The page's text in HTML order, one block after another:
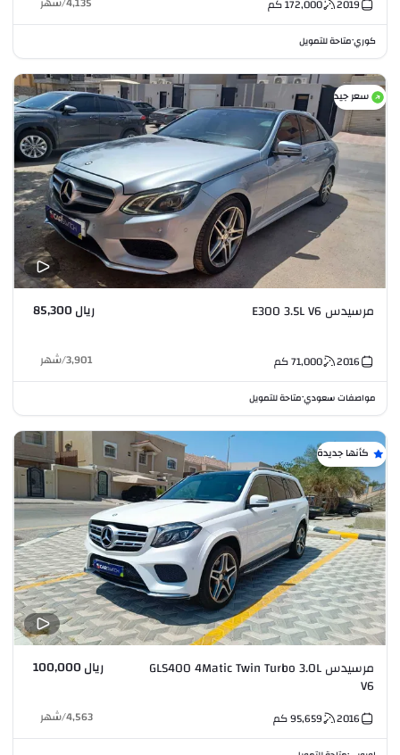
2019
172,000كم
كوري•متاحة للتمويل
سعر جيد
مرسيدس E300 3.5L V6 ريال 85,300
2016
71,000كم 3,901
/شهر
مواصفات سعودي•متاحة للتمويل
كأنها جديدة
مرسيدس GLS400 4Matic Twin Turbo 3.0L
V6
ريال 100,000
2016
95,659كم 4,563
/شهر